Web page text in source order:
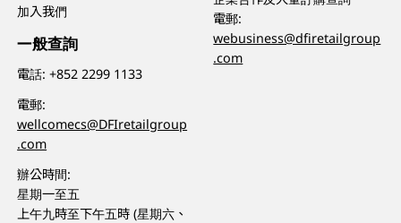
加入我們
一般查詢
電話:+852 2299 1133
電郵:
wellcomecs@DFIretailgroup
.com
辦公時間:
星期一至五
上午九時至下午五時 (星期六、
電郵:
webusiness@dfiretailgroup
.com